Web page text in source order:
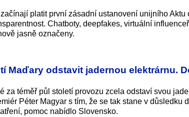
platit první zásadní ustanovení unijního Aktu
Chatboty, deepfakes, virtuální
jasně označeny.
Maďary odstavit jadernou elektrárnu.
za téměř půl století provozu zcela odstaví svou
Péter Magyar s tím, že se tak stane v důsledku
pomoc nabídlo Slovensko.